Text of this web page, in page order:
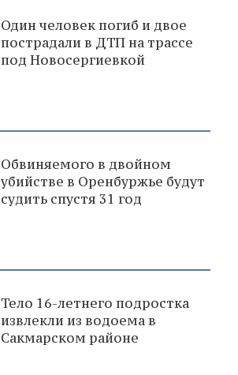
Один человек погиб и двое
пострадали в ДТП на трассе
под Новосергиевкой
Обвиняемого в двойном
убийстве в Оренбуржье будут
судить спустя 31 год
Тело 16-летнего подростка
извлекли из водоема в
Сакмарском районе